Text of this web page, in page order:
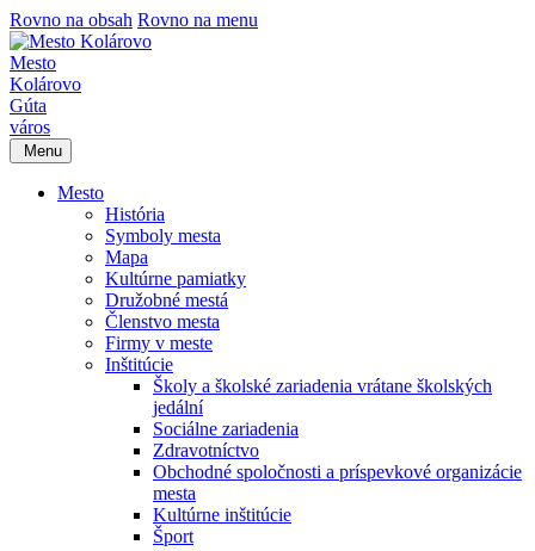
Rovno na obsah Rovno na menu
Mesto
Kolárovo
Gúta
város
Menu
Mesto
História
Symboly mesta
Mapa
Kultúrne pamiatky
Družobné mestá
Členstvo mesta
Firmy v meste
Inštitúcie
Školy a školské zariadenia vrátane školských
jedální
Sociálne zariadenia
Zdravotníctvo
Obchodné spoločnosti a príspevkové organizácie
mesta
Kultúrne inštitúcie
Šport